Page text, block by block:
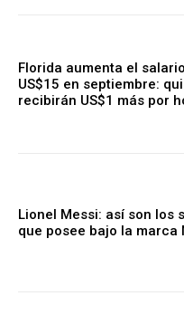
Florida aumenta el
US$15 en septiembre:
recibirán US$1 más por
Lionel Messi: así son los
que posee bajo la marca